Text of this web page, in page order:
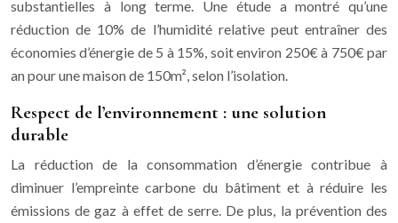
substantielles à long terme. Une étude a montré qu’une
réduction de 10% de l’humidité relative peut entraîner des
économies d’énergie de 5 à 15%, soit environ 250€ à 750€ par
an pour une maison de 150m², selon l’isolation.
Respect de l’environnement : une solution
durable
La réduction de la consommation d’énergie contribue à
diminuer l’empreinte carbone du bâtiment et à réduire les
émissions de gaz à effet de serre. De plus, la prévention des